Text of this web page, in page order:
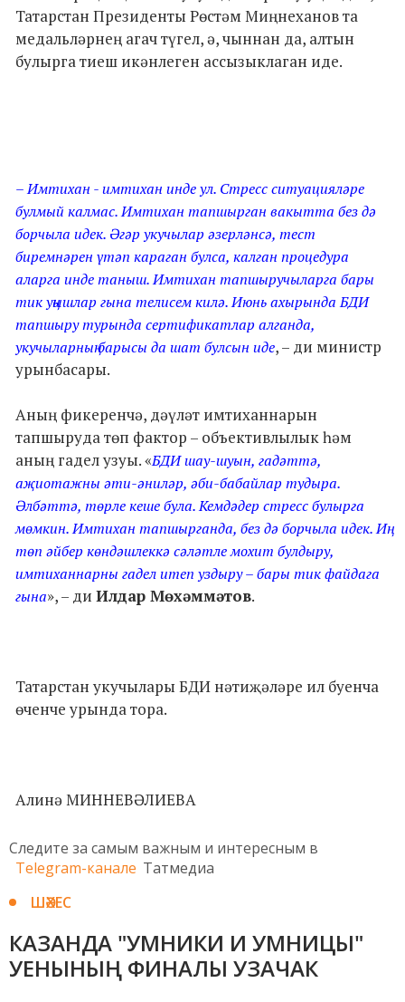
Татарстан Президенты Рөстәм Миңнеханов та
медальләрнең агач түгел, ә, чыннан да, алтын
булырга тиеш икәнлеген ассызыклаган иде.
– Имтихан - имтихан инде ул. Стресс ситуацияләре
булмый калмас. Имтихан тапшырган вакытта без дә
борчыла идек. Әгәр укучылар әзерләнсә, тест
биремнәрен үтәп караган булса, калган процедура
аларга инде таныш. Имтихан тапшыручыларга бары
тик уңышлар гына телисем килә. Июнь ахырында БДИ
тапшыру турында сертификатлар алганда,
укучыларның барысы да шат булсын иде, – ди министр
урынбасары.
Аның фикеренчә, дәүләт имтиханнарын
тапшыруда төп фактор – объективлылык һәм
аның гадел узуы. «БДИ шау-шуын, гадәттә,
аҗиотажны әти-әниләр, әби-бабайлар тудыра.
Әлбәттә, төрле кеше була. Кемдәдер стресс булырга
мөмкин. Имтихан тапшырганда, без дә борчыла идек. Иң
төп әйбер көндәшлеккә сәләтле мохит булдыру,
имтиханнарны гадел итеп уздыру – бары тик файдага
гына», – ди Илдар Мөхәммәтов.
Татарстан укучылары БДИ нәтиҗәләре ил буенча
өченче урында тора.
Алинә МИННЕВӘЛИЕВА
Следите за самым важным и интересным в
Telegram-канале Татмедиа
ШӘХЕС
КАЗАНДА "УМНИКИ И УМНИЦЫ"
УЕНЫНЫҢ ФИНАЛЫ УЗАЧАК